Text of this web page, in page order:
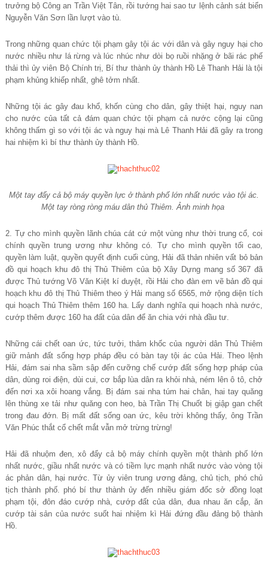
trưởng bộ Công an Trần Việt Tân, rồi tướng hai sao tư lệnh cảnh sát biển
Nguyễn Văn Sơn lần lượt vào tù.
Trong những quan chức tội phạm gây tội ác với dân và gây nguy hại cho
nước nhiều như lá rừng và lúc nhúc như dòi bọ ruồi nhặng ở bãi rác phế
thải thì ủy viên Bộ Chính trị, Bí thư thành ủy thành Hồ Lê Thanh Hải là tội
phạm khủng khiếp nhất, ghê tởm nhất.
Những tội ác gây đau khổ, khốn cùng cho dân, gây thiệt hại, nguy nan
cho nước của tất cả đám quan chức tội phạm cả nước cộng lại cũng
không thấm gì so với tội ác và nguy hại mà Lê Thanh Hải đã gây ra trong
hai nhiệm kì bí thư thành ủy thành Hồ.
Một tay đẩy cả bộ máy quyền lực ở thành phố lớn nhất nước vào tội ác.
Một tay ròng ròng máu dân thủ Thiêm. Ảnh minh họa
2. Tự cho mình quyền lãnh chúa cát cứ một vùng như thời trung cổ, coi
chính quyền trung ương như không có. Tự cho mình quyền tối cao,
quyền làm luật, quyền quyết định cuối cùng, Hải đã thản nhiên vất bỏ bản
đồ qui hoạch khu đô thị Thủ Thiêm của bộ Xây Dựng mang số 367 đã
được Thủ tướng Võ Văn Kiệt kí duyệt, rồi Hải cho đàn em vẽ bản đồ qui
hoạch khu đô thị Thủ Thiêm theo ý Hải mang số 6565, mở rộng diện tích
qui hoạch Thủ Thiêm thêm 160 ha. Lấy danh nghĩa qui hoạch nhà nước,
cướp thêm được 160 ha đất của dân để ăn chia với nhà đầu tư.
Những cái chết oan ức, tức tưởi, thảm khốc của người dân Thủ Thiêm
giữ mảnh đất sống hợp pháp đều có bàn tay tội ác của Hải. Theo lệnh
Hải, đám sai nha sầm sập đến cưỡng chế cướp đất sống hợp pháp của
dân, dùng roi điện, dùi cui, cơ bắp lùa dân ra khỏi nhà, ném lên ô tô, chở
đến nơi xa xôi hoang vắng. Bị đám sai nha túm hai chân, hai tay quăng
lên thùng xe tải như quăng con heo, bà Trần Thị Chuốt bị giập gan chết
trong đau đớn. Bị mất đất sống oan ức, kêu trời không thấy, ông Trần
Văn Phúc thắt cổ chết mắt vẫn mở trừng trừng!
Hải đã nhuộm đen, xô đẩy cả bộ máy chính quyền một thành phố lớn
nhất nước, giầu nhất nước và có tiềm lực mạnh nhất nước vào vòng tội
ác phản dân, hại nước. Từ ủy viên trung ương đảng, chủ tịch, phó chủ
tịch thành phố. phó bí thư thành ủy đến nhiều giám đốc sở đồng loạt
phạm tội, đôn đáo cướp nhà, cướp đất của dân, đua nhau ăn cắp, ăn
cướp tài sản của nước suốt hai nhiệm kì Hải đứng đầu đảng bộ thành
Hồ.